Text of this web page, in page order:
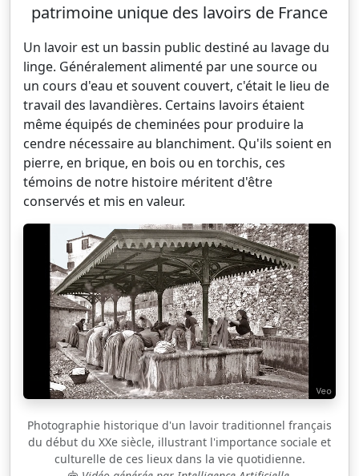
patrimoine unique des lavoirs de France
Un lavoir est un bassin public destiné au lavage du
linge. Généralement alimenté par une source ou
un cours d'eau et souvent couvert, c'était le lieu de
travail des lavandières. Certains lavoirs étaient
même équipés de cheminées pour produire la
cendre nécessaire au blanchiment. Qu'ils soient en
pierre, en brique, en bois ou en torchis, ces
témoins de notre histoire méritent d'être
conservés et mis en valeur.
Photographie historique d'un lavoir traditionnel français
du début du XXe siècle, illustrant l'importance sociale et
culturelle de ces lieux dans la vie quotidienne.